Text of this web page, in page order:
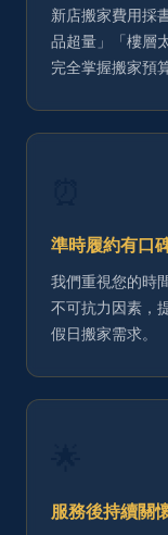
新店搬家費用採
品超量」「樓層
完全掌握搬家預算
準時履約有口
我們重視您的時
不可抗力因素，
假日搬家需求。
服務後持續關